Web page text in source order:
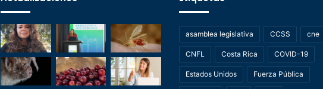
asamblea legislativa CCSS cne
CNFL Costa Rica COVID-19
Estados Unidos Fuerza Pública